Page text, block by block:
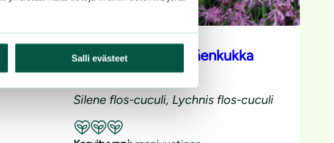
Salli evästeet
Niittykäenkukka, käenkukka
Silene flos-cuculi, Lychnis flos-cuculi
Suositeltavuus: Erinomainen pölyttäjäkasvi